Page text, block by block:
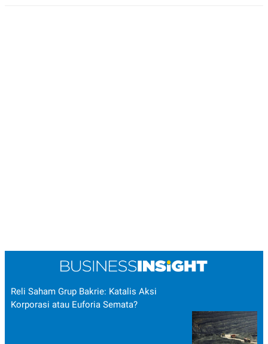
Reli Saham Grup Bakrie: Katalis Aksi
Korporasi atau Euforia Semata?